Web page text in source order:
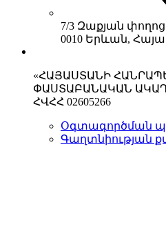
7/3 Զաքյան փողոց
0010 Երևան,
«ՀԱՅԱՍՏԱՆԻ
ՓԱՍՏԱԲԱՆԱԿԱՆ
ՀՎՀՀ 02605266
Օգտագործման
Գաղտնիության